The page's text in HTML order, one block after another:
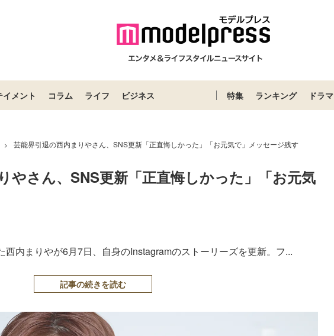
メント コラム ライフ ビジネス 特集 ランキング ドラマ
> 芸能界引退の西内まりやさん、SNS更新「正直悔しかった」「お元気で」メッセージ残す
やさん、SNS更新「正直悔しかった」「お元気
内まりやが6月7日、自身のInstagramのストーリーズを更新。フ...
記事の続きを読む